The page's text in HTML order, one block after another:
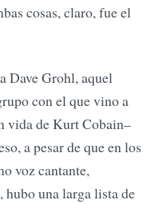
cosas, claro, fue el
Dave Grohl, aquel
con el que vino a
vida de Kurt Cobain–
a pesar de que en los
voz cantante,
una larga lista de